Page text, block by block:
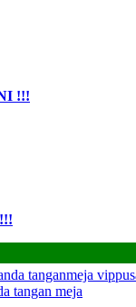
!!!
tanganmeja vip
tangan meja